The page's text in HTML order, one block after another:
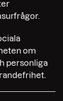
om
personliga